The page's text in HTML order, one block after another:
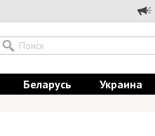
Беларусь Украина